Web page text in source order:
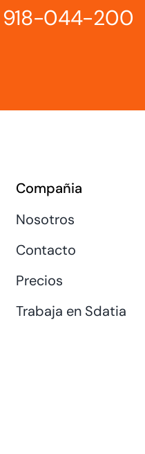
918-044-200
Compañia
Nosotros
Contacto
Precios
Trabaja en Sdatia